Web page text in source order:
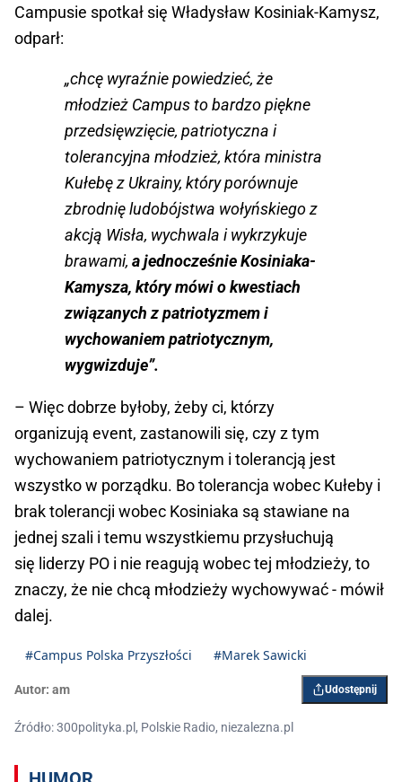
Campusie spotkał się Władysław Kosiniak-Kamysz,
odparł:
„chcę wyraźnie powiedzieć, że
młodzież Campus to bardzo piękne
przedsięwzięcie, patriotyczna i
tolerancyjna młodzież, która ministra
Kułebę z Ukrainy, który porównuje
zbrodnię ludobójstwa wołyńskiego z
akcją Wisła, wychwala i wykrzykuje
brawami, a jednocześnie Kosiniaka-
Kamysza, który mówi o kwestiach
związanych z patriotyzmem i
wychowaniem patriotycznym,
wygwizduje”.
– Więc dobrze byłoby, żeby ci, którzy
organizują event, zastanowili się, czy z tym
wychowaniem patriotycznym i tolerancją jest
wszystko w porządku. Bo tolerancja wobec Kułeby i
brak tolerancji wobec Kosiniaka są stawiane na
jednej szali i temu wszystkiemu przysłuchują
się liderzy PO i nie reagują wobec tej młodzieży, to
znaczy, że nie chcą młodzieży wychowywać - mówił
dalej.
#Campus Polska Przyszłości #Marek Sawicki
Autor: am Udostępnij
Źródło: 300polityka.pl, Polskie Radio, niezalezna.pl